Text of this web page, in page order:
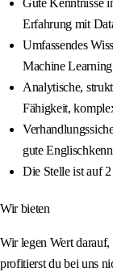
Erfahrung mit
Umfassendes
Machine Learning
Analytische,
Fähigkeit,
gute
Die Stelle ist auf 2
Wir bieten
Wir legen Wert
profitierst du bei uns